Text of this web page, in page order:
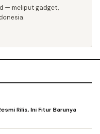
— meliput gadget,
Rilis, Ini Fitur Barunya